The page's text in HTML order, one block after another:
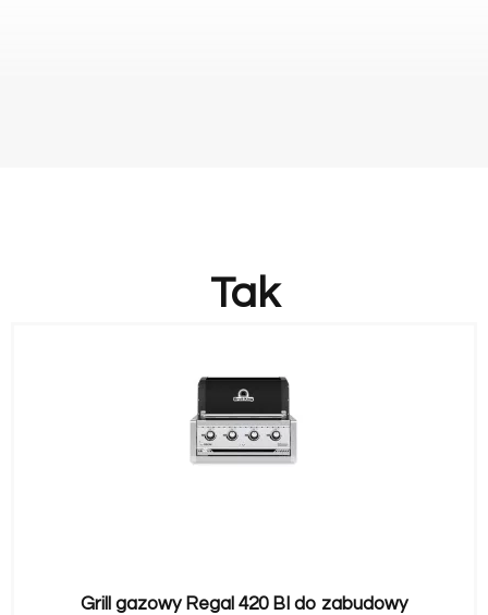
Tak
Grill gazowy Regal 420 BI do zabudowy